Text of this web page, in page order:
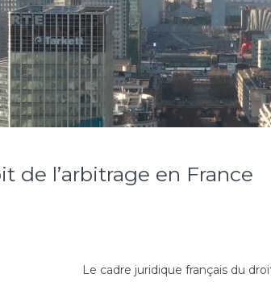
de l’arbitrage en France
Le cadre juridique français du